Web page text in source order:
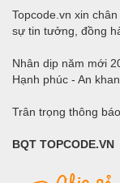
Topcode.vn xin
sự tin tưởng, đồng
Nhân dịp năm mới
Hạnh phúc - An
Trân trọng thông
BQT TOPCODE.VN